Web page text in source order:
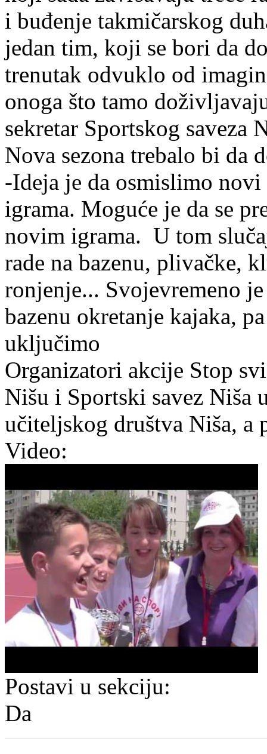
i buđenje takmičarskog
jedan tim, koji se bori da
trenutak odvuklo od
onoga što tamo
sekretar Sportskog
Nova sezona trebalo bi da
-Ideja je da osmislimo
igrama. Moguće je da se
novim igrama. U tom
rade na bazenu, plivačke,
ronjenje... Svojevremeno
bazenu okretanje kajaka,
uključimo
Organizatori akcije Stop
Nišu i Sportski savez Niša
učiteljskog društva Niša,
Video:
Postavi u sekciju:
Da